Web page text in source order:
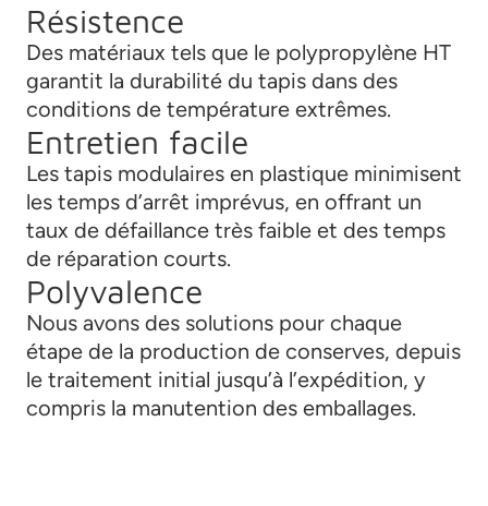
Résistence
Des matériaux tels que le polypropylène HT
garantit la durabilité du tapis dans des
conditions de température extrêmes.
Entretien facile
Les tapis modulaires en plastique minimisent
les temps d’arrêt imprévus, en offrant un
taux de défaillance très faible et des temps
de réparation courts.
Polyvalence
Nous avons des solutions pour chaque
étape de la production de conserves, depuis
le traitement initial jusqu’à l’expédition, y
compris la manutention des emballages.